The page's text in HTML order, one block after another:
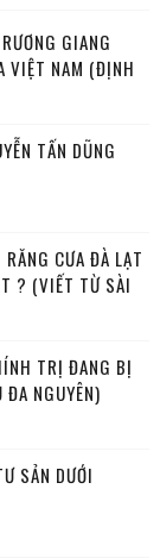
GIANG
VIỆT NAM (ĐỊNH
TẤN DŨNG
CƯA ĐÀ LẠT
? (VIẾT TỪ SÀI
TRỊ ĐANG BỊ
NGUYÊN)
SẢN DƯỚI